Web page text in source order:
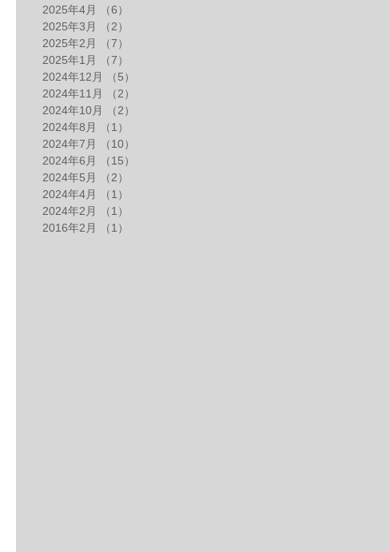
2025年4月
（6）
2025年3月
（2）
2025年2月
（7）
2025年1月
（7）
2024年12月
（5）
2024年11月
（2）
2024年10月
（2）
2024年8月
（1）
2024年7月
（10）
2024年6月
（15）
2024年5月
（2）
2024年4月
（1）
2024年2月
（1）
2016年2月
（1）